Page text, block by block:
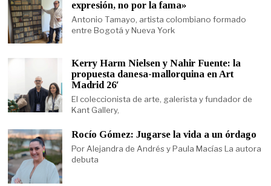
expresión, no por la fama»
Antonio Tamayo, artista colombiano formado
entre Bogotá y Nueva York
Kerry Harm Nielsen y Nahir Fuente: la
propuesta danesa-mallorquina en Art
Madrid 26′
El coleccionista de arte, galerista y fundador de
Kant Gallery,
Rocío Gómez: Jugarse la vida a un órdago
Por Alejandra de Andrés y Paula Macías La autora
debuta